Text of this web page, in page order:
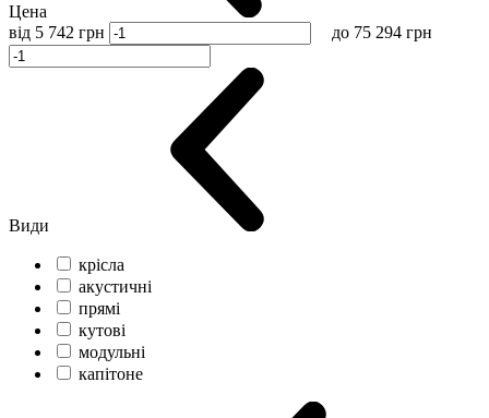
Цена
від 5 742 грн до 75 294 грн
Види
крісла
акустичні
прямі
кутові
модульні
капітоне